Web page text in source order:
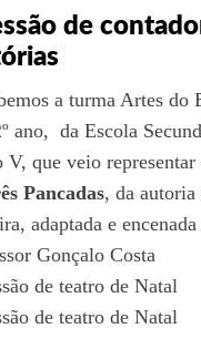
a turma Artes do
ano, da Escola
V, que veio representar
Pancadas, da
adaptada e
Gonçalo Costa